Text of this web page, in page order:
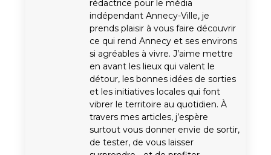
rédactrice pour le média
indépendant Annecy-Ville, je
prends plaisir à vous faire découvrir
ce qui rend Annecy et ses environs
si agréables à vivre. J’aime mettre
en avant les lieux qui valent le
détour, les bonnes idées de sorties
et les initiatives locales qui font
vibrer le territoire au quotidien. À
travers mes articles, j’espère
surtout vous donner envie de sortir,
de tester, de vous laisser